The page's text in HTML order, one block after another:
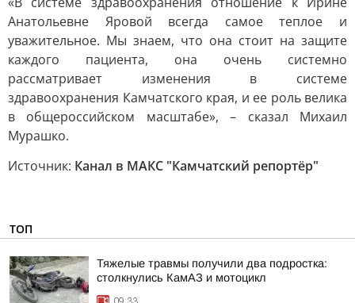
Анатольевне Яровой всегда самое теплое и
уважительное. Мы знаем, что она стоит на защите
каждого пациента, она очень системно
рассматривает изменения в системе
здравоохранения Камчатского края, и ее роль велика
в общероссийском масштабе», – сказал Михаил
Мурашко.
Источник: Канал в МАКС "Камчатский репортёр"
ТОП
Тяжелые травмы получили два подростка:
столкнулись КамАЗ и мотоцикл